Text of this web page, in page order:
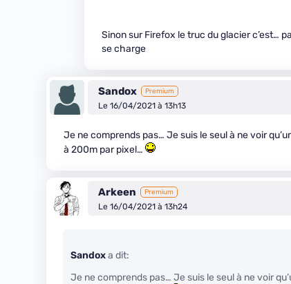
Sinon sur Firefox le truc du glacier c’est…
se charge
Sandox Premium
Le 16/04/2021 à 13h13
Je ne comprends pas… Je suis le seul à ne voir
à 200m par pixel…
Arkeen Premium
Le 16/04/2021 à 13h24
Sandoxa dit:
Je ne comprends pas… Je suis le seul à ne voir